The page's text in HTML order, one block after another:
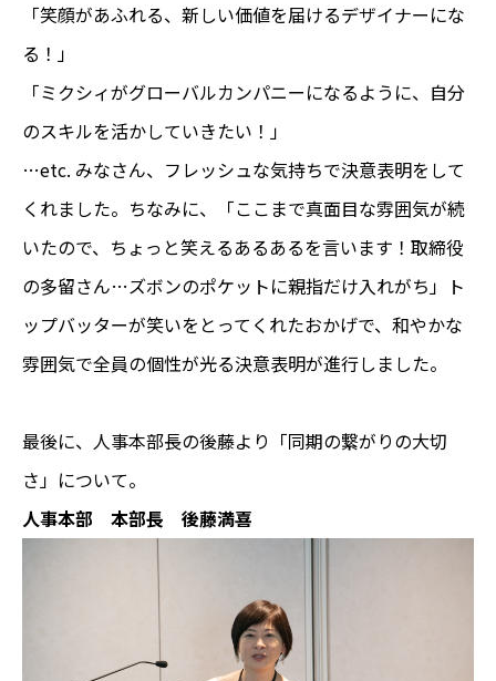
「笑顔があふれる、新しい価値を届けるデザイナーにな
る！」
「ミクシィがグローバルカンパニーになるように、自分
のスキルを活かしていきたい！」
…etc. みなさん、フレッシュな気持ちで決意表明をして
くれました。ちなみに、「ここまで真面目な雰囲気が続
いたので、ちょっと笑えるあるあるを言います！取締役
の多留さん…ズボンのポケットに親指だけ入れがち」ト
ップバッターが笑いをとってくれたおかげで、和やかな
雰囲気で全員の個性が光る決意表明が進行しました。
最後に、人事本部長の後藤より「同期の繋がりの大切
さ」について。
人事本部 本部長 後藤満喜